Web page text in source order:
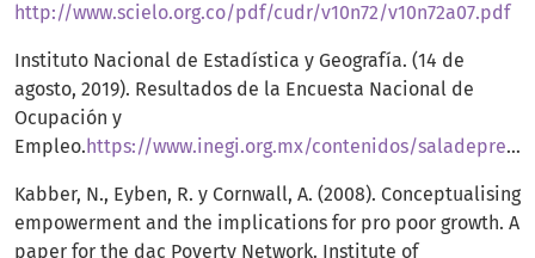
http://www.scielo.org.co/pdf/cudr/v10n72/v10n72a07.pdf
Instituto Nacional de Estadística y Geografía. (14 de
agosto, 2019). Resultados de la Encuesta Nacional de
Ocupación y
Empleo. https://www.inegi.org.mx/contenidos/saladeprensa/boletines/2019/enoe_ie/enoe_ie2019_08.pdf
Kabber, N., Eyben, R. y Cornwall, A. (2008). Conceptualising
empowerment and the implications for pro poor growth. A
paper for the dac Poverty Network. Institute of